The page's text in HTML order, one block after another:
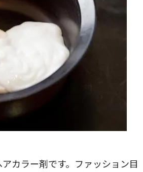
カラー剤です。ファッション目